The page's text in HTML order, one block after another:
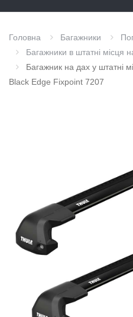
Головна Багажники
Багажники в штатні місця
Багажник на дах у штатні
Black Edge Fixpoint 7207